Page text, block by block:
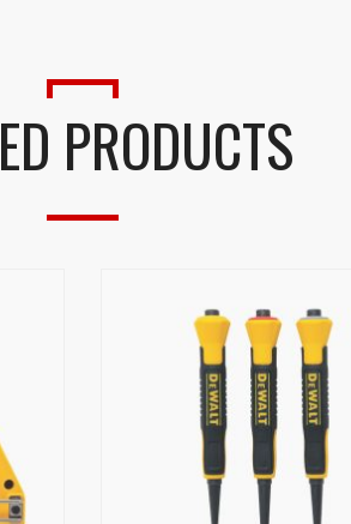
PRODUCTS